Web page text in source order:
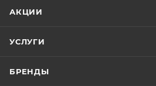
АКЦИИ
УСЛУГИ
БРЕНДЫ